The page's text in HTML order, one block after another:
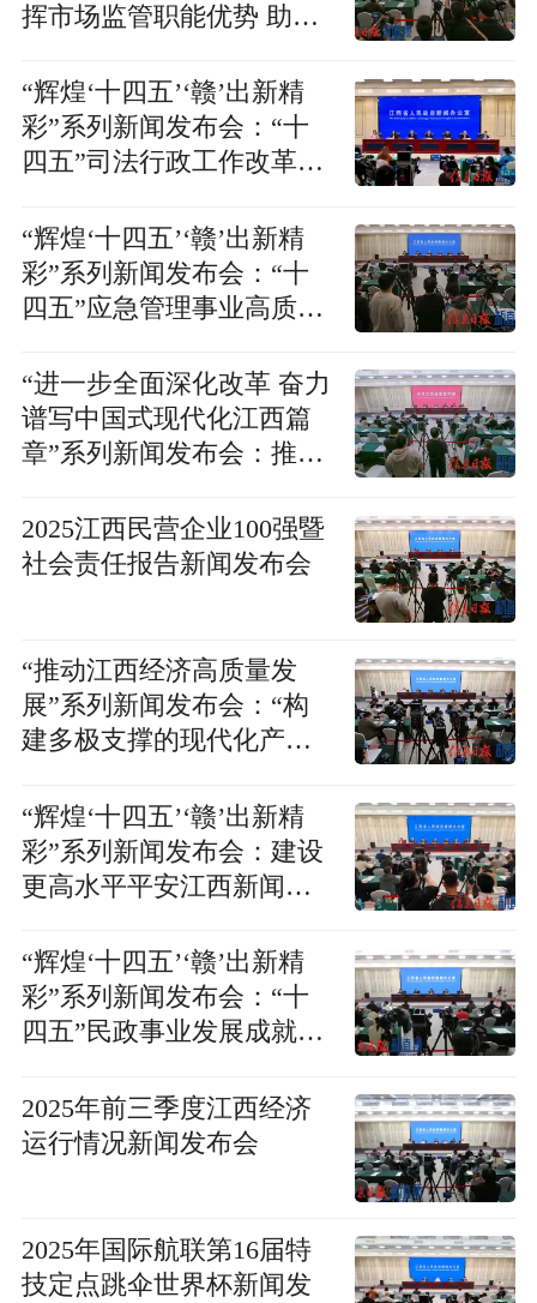
挥市场监管职能优势 助推
闻发布会
“辉煌‘十四五’‘赣’出新精
彩”系列新闻发布会：“十
四五”司法行政工作改革发
“辉煌‘十四五’‘赣’出新精
彩”系列新闻发布会：“十
四五”应急管理事业高质量
“进一步全面深化改革 奋力
谱写中国式现代化江西篇
章”系列新闻发布会：推进
能力现代化新闻发布会
2025江西民营企业100强暨
社会责任报告新闻发布会
“推动江西经济高质量发
展”系列新闻发布会：“构
建多极支撑的现代化产业
展”新闻发布会
“辉煌‘十四五’‘赣’出新精
彩”系列新闻发布会：建设
更高水平平安江西新闻发
“辉煌‘十四五’‘赣’出新精
彩”系列新闻发布会：“十
四五”民政事业发展成就新
2025年前三季度江西经济
运行情况新闻发布会
2025年国际航联第16届特
技定点跳伞世界杯新闻发